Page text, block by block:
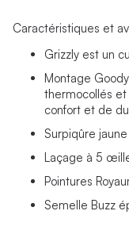
Caractéristiques et
Grizzly est un
Montage
thermocollés
confort et de
Surpiqûre jaune
Laçage à 5
Pointures
Semelle Buzz